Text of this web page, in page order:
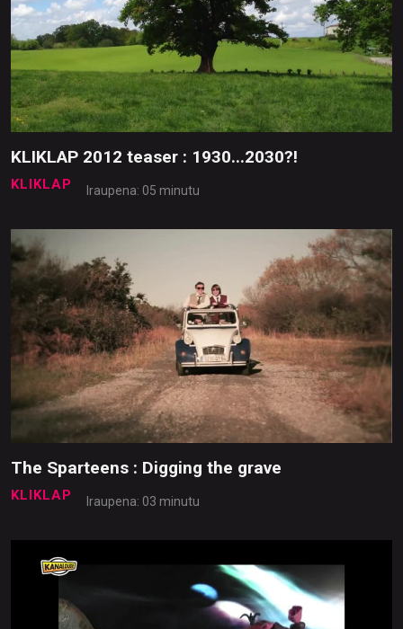
KLIKLAP 2012 teaser : 1930...2030?!
KLIKLAP Iraupena: 05 minutu
The Sparteens : Digging the grave
KLIKLAP Iraupena: 03 minutu